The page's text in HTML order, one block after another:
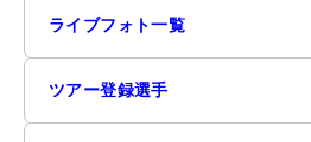
ライブフォト一覧
ツアー登録選手